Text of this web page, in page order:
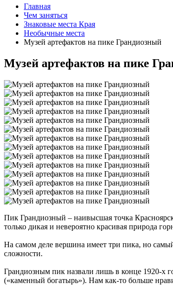
Главная
Чем заняться
Знаковые места Края
Необычные места
Музей артефактов на пике Грандиозный
Музей артефактов на пике
Пик Грандиозный – наивысшая точка
только дикая и невероятно красивая природа
На самом деле вершина имеет три пика, но
сложности.
Грандиозным пик назвали лишь в конце 1920-х
(«каменный богатырь»). Нам как-то больше